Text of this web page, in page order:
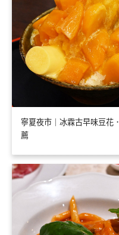
寧夏夜市｜冰霖古早味豆花
薦